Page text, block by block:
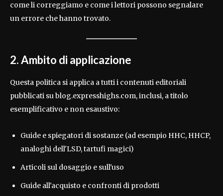
come li correggiamo e come i lettori possono segnalare
un errore che hanno trovato.
2. Ambito di applicazione
Questa politica si applica a tutti i contenuti editoriali
pubblicati su blog.expresshighs.com, inclusi, a titolo
esemplificativo e non esaustivo:
Guide e spiegatori di sostanze (ad esempio HHC, HHCP,
analoghi dell'LSD, tartufi magici)
Articoli sul dosaggio e sull'uso
Guide all'acquisto e confronti di prodotti